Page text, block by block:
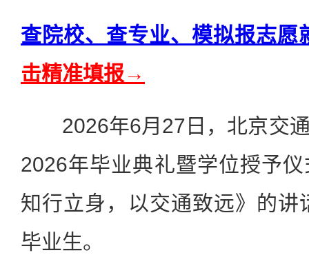
查院校、查专业、模拟报志
击精准填报→
2026年6月27日，北京交通
2026年毕业典礼暨学位授予
知行立身，以交通致远》的讲
毕业生。